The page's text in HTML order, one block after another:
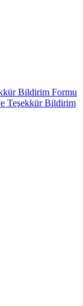
Bildirim Formu
Teşekkür Bildirim